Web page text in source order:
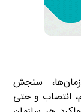
سنجش
انتصاب و حتی